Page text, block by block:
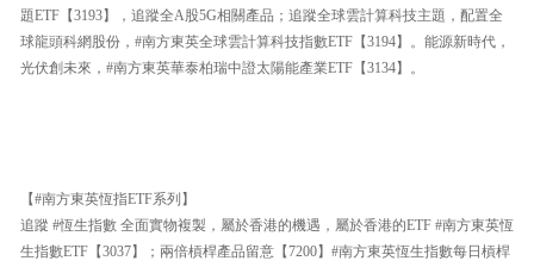
題ETF【3193】，追蹤全A股5G相關產品；追蹤全球雲計算科技主題，配置全
球龍頭科網股份，#南方東英全球雲計算科技指數ETF【3194】。能源新時代，
光伏創未來，#南方東英華泰柏瑞中證太陽能產業ETF【3134】。
【#南方東英恆指ETF系列】
追蹤 #恆生指數 全面實物複製，屬於香港的機遇，屬於香港的ETF #南方東英恆
生指數ETF【3037】；兩倍槓桿產品留意【7200】#南方東英恆生指數每日槓桿